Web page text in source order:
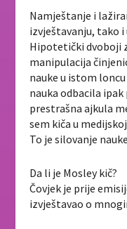
Namještanje i
izvještavanju, tako i
Hipotetički dvoboji
manipulacija
nauke u istom
nauka odbacila
prestrašna ajkula
sem kiča u
To je silovanje
Da li je Mosley kič?
Čovjek je prije
izvještavao o